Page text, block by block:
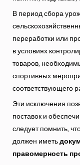
В период сбора
переработки или
в условиях
товаров,
спортивных
соответствующего
Эти исключения
поставок и
следует помнить,
должен иметь
правомерность